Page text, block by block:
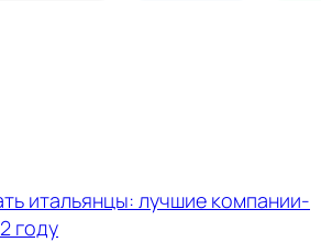
итальянцы: лучшие компании-
году